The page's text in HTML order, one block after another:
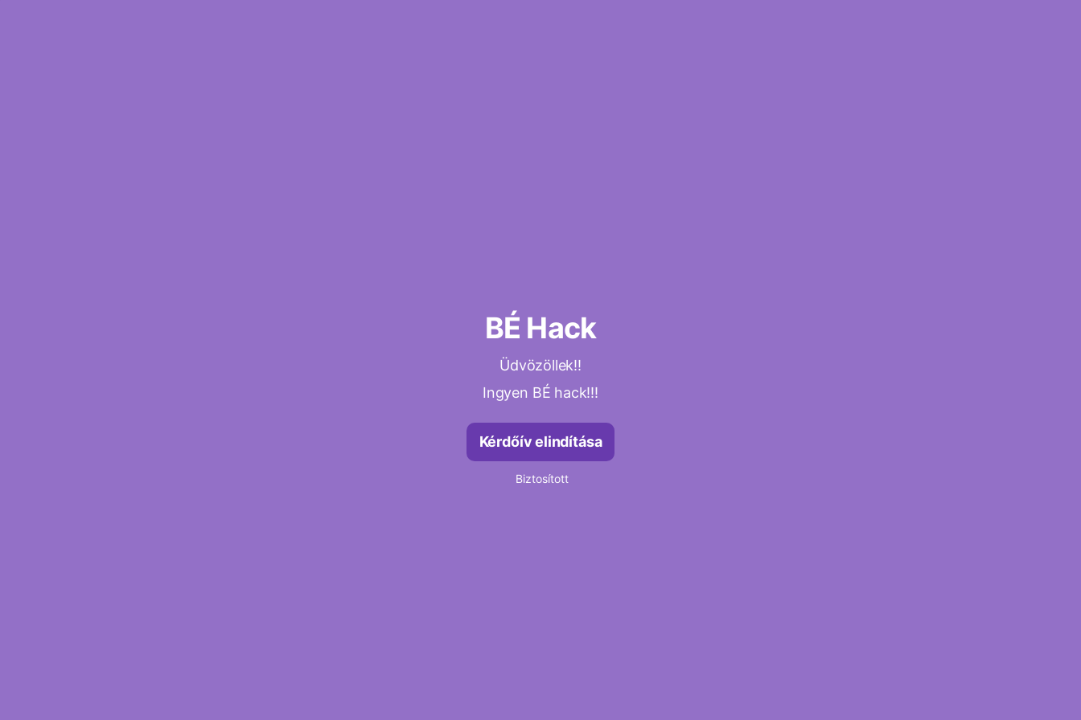
BÉ Hack
Üdvözöllek!!
Ingyen BÉ hack!!!
Kérdőív elindítása
Biztosított